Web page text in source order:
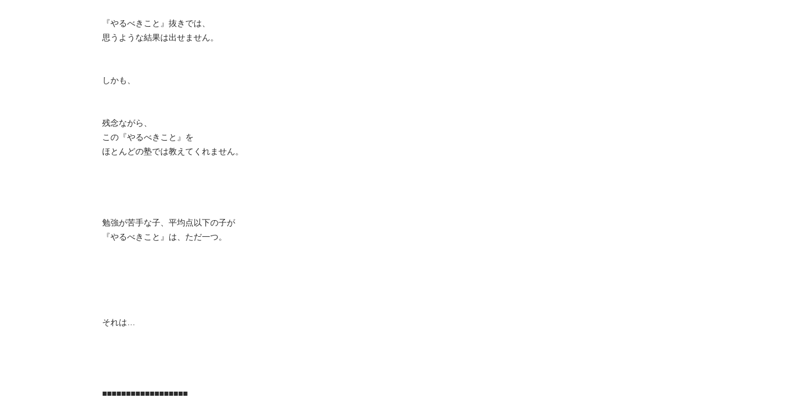
『やるべきこと』抜きでは、
思うような結果は出せません。
しかも、
残念ながら、
この『やるべきこと』を
ほとんどの塾では教えてくれません。
勉強が苦手な子、平均点以下の子が
『やるべきこと』は、ただ一つ。
それは…
■■■■■■■■■■■■■■■■■■